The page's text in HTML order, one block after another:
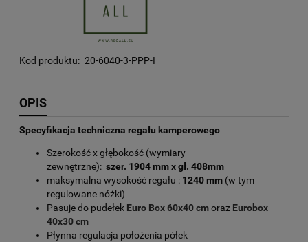
Kod produktu: 20-6040-3-PPP-I
OPIS
Specyfikacja techniczna regału kamperowego
Szerokość x głębokość (wymiary
zewnętrzne): szer. 1904 mm x gł. 408mm
maksymalna wysokość regału : 1240 mm (w tym
regulowane nóżki)
Pasuje do pudełek Euro Box 60x40cmoraz Eurobox
40x30 cm
Płynna regulacja położenia półek